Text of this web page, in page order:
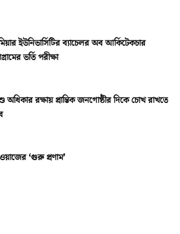
ইউনিভার্সিটির ব্যাচেলর অব আর্কিটেকচার
ভর্তি পরীক্ষা
অধিকার রক্ষায় প্রান্তিক জনগোষ্ঠীর দিকে চোখ রাখতে
‘গুরু প্রণাম’